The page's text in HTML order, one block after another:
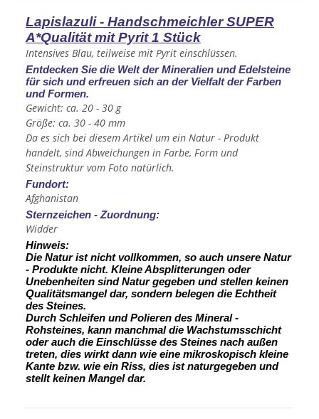
Lapislazuli - Handschmeichler SUPER
A*Qualität mit Pyrit 1 Stück
Intensives Blau, teilweise mit Pyrit einschlüssen.
Entdecken Sie die Welt der Mineralien und Edelsteine
für sich und erfreuen sich an der Vielfalt der Farben
und Formen.
Gewicht: ca. 20 - 30 g
Größe: ca. 30 - 40 mm
Da es sich bei diesem Artikel um ein Natur - Produkt
handelt, sind Abweichungen in Farbe, Form und
Steinstruktur vom Foto natürlich.
Fundort:
Afghanistan
Sternzeichen - Zuordnung:
Widder
Hinweis:
Die Natur ist nicht vollkommen, so auch unsere Natur
- Produkte nicht. Kleine Absplitterungen oder
Unebenheiten sind Natur gegeben und stellen keinen
Qualitätsmangel dar, sondern belegen die Echtheit
des Steines.
Durch Schleifen und Polieren des Mineral -
Rohsteines, kann manchmal die Wachstumsschicht
oder auch die Einschlüsse des Steines nach außen
treten, dies wirkt dann wie eine mikroskopisch kleine
Kante bzw. wie ein Riss, dies ist naturgegeben und
stellt keinen Mangel dar.